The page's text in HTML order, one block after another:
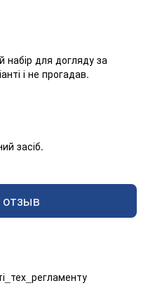
набір для догляду за
і не прогадав.
засіб.